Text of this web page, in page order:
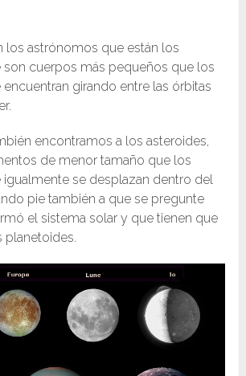
los astrónomos que están los
son cuerpos más pequeños que los
encuentran girando entre las órbitas
encontramos a los asteroides,
de menor tamaño que los
se desplazan dentro del
pie también a que se pregunte
el sistema solar y que tienen que